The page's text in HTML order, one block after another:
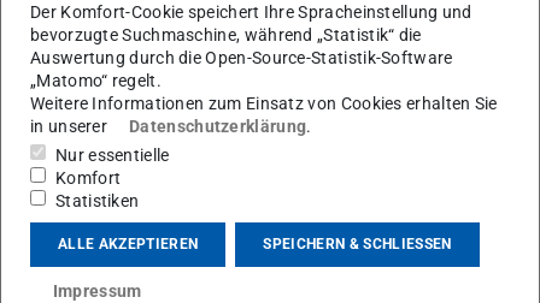
Masterthesis: „Trag- und Verformungsverhalten
biegebeanspruchter Betonbauteile mit
kohlenstofffaserverstärkter Kunststoffbewehrung“
2014 – 2017 Bachelorstudium des
Bauingenieurwesens (B.Sc.) an der TU Darmstadt
Vertiefungsrichtung: Konstruktiver Ingenieurbau
Bachelorthesis: „Auswirkungen von
Fensterlüftungsstrategien auf
Simulationsergebnisse energetischer Simulationen“
Der Komfort-Cookie speichert Ihre Spracheinstellung und
bevorzugte Suchmaschine, während „Statistik“ die
Auswertung durch die Open-Source-Statistik-Software
„Matomo“ regelt.
Weitere Informationen zum Einsatz von Cookies erhalten Sie
in unserer
Datenschutzerklärung.
Nur essentielle
Komfort
Statistiken
ALLE AKZEPTIEREN SPEICHERN & SCHLIESSEN
Impressum